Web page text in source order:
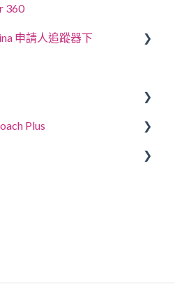
360
申請人追蹤器下
Plus